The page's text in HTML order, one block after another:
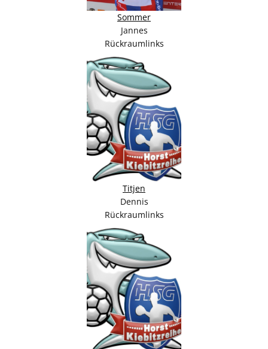
Sommer
Jannes
Rückraumlinks
Titjen
Dennis
Rückraumlinks